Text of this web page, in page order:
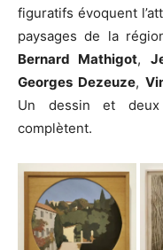
figuratifs évoquent
paysages de la
Bernard Mathigot,
Georges Dezeuze,
Un dessin et
complètent.